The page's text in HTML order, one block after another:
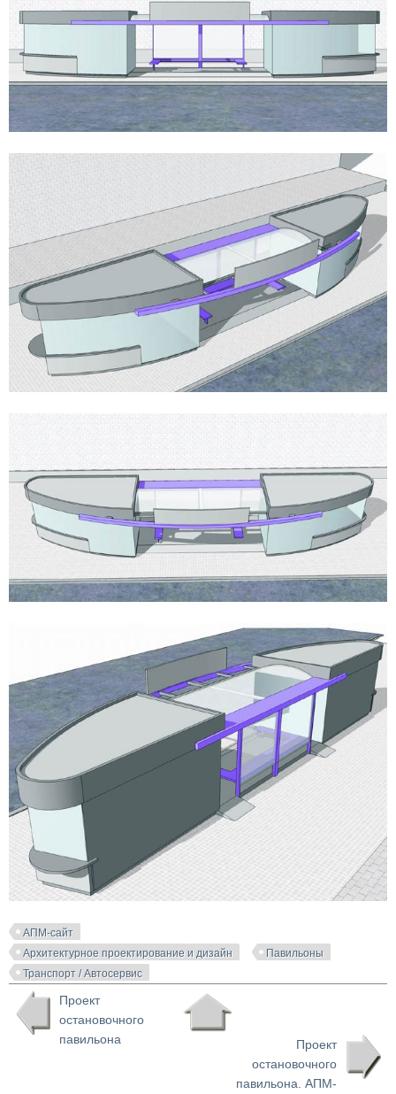
АПМ-сайт
Архитектурное проектирование и дизайн
Павильоны
Транспорт / Автосервис
Проект
остановочного
павильона
Проект
остановочного
павильона. АПМ-